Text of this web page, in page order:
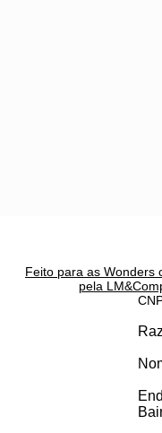
Feito para as Wonders
pela